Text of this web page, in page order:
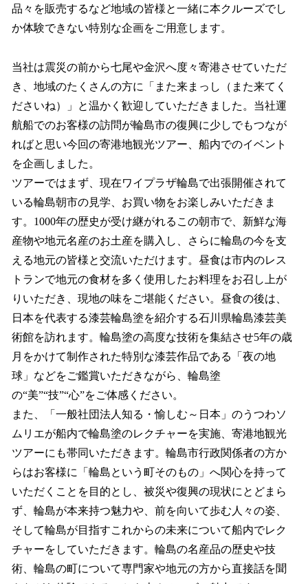
品々を販売するなど地域の皆様と一緒に本クルーズでし
か体験できない特別な企画をご用意します。
当社は震災の前から七尾や金沢へ度々寄港させていただ
き、地域のたくさんの方に「また来まっし（また来てく
ださいね）」と温かく歓迎していただきました。当社運
航船でのお客様の訪問が輪島市の復興に少しでもつなが
ればと思い今回の寄港地観光ツアー、船内でのイベント
を企画しました。
ツアーではまず、現在ワイプラザ輪島で出張開催されて
いる輪島朝市の見学、お買い物をお楽しみいただきま
す。1000年の歴史が受け継がれるこの朝市で、新鮮な海
産物や地元名産のお土産を購入し、さらに輪島の今を支
える地元の皆様と交流いただけます。昼食は市内のレス
トランで地元の食材を多く使用したお料理をお召し上が
りいただき、現地の味をご堪能ください。昼食の後は、
日本を代表する漆芸輪島塗を紹介する石川県輪島漆芸美
術館を訪れます。輪島塗の高度な技術を集結させ5年の歳
月をかけて制作された特別な漆芸作品である「夜の地
球」などをご鑑賞いただきながら、輪島塗
の“美”“技”“心”をご体感ください。
また、「一般社団法人知る・愉しむ～日本」のうつわソ
ムリエが船内で輪島塗のレクチャーを実施、寄港地観光
ツアーにも帯同いただきます。輪島市行政関係者の方か
らはお客様に「輪島という町そのもの」へ関心を持って
いただくことを目的とし、被災や復興の現状にとどまら
ず、輪島が本来持つ魅力や、前を向いて歩む人々の姿、
そして輪島が目指すこれからの未来について船内でレク
チャーをしていただきます。輪島の名産品の歴史や技
術、輪島の町について専門家や地元の方から直接話を聞